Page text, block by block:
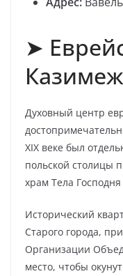
➤
Казимеж
Духовный центр
XIX веке был
польской столицы
храм Тела
Исторический
Старого города,
Организации
место, чтобы